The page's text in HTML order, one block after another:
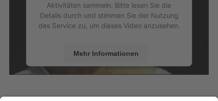
Aktivitäten sammeln. Bitte lesen Sie die
Details durch und stimmen Sie der Nutzung
des Service zu, um dieses Video anzusehen.
Mehr Informationen
powered byUsercentrics Consent